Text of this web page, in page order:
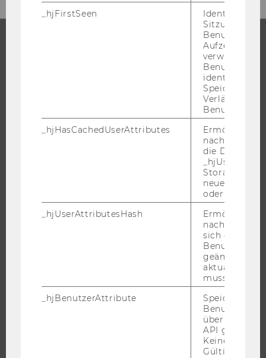
DOKTORAT / PHD
INTERNATIONALE UND INCOMING EXCHANGE STUDIERENDE
ANGEBOTE FÜR SCHULEN UND STUDIENINTERESSIERTE
FORSCHUNG
_hjFirstSeen
Identifiziert
Sitzung eines
Benutzers.
verwendet,
identifizieren.
Verlängert
_hjHasCachedUserAttributes
Ermöglicht
die Daten in
Storage auf
neuesten
oder nicht.
_hjUserAttributesHash
Ermöglicht
sich ein
geändert hat
aktualisiert
muss.
_hjBenutzerAttribute
Speichert
über die
API gesendet
Keine